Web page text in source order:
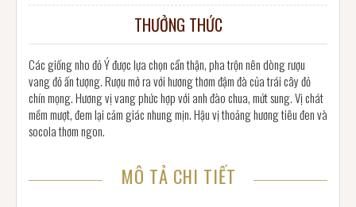
THƯỞNG THỨC
Các giống nho đỏ Ý được lựa chọn cẩn thận, pha trộn nên dòng rượu
vang đỏ ấn tượng. Rượu mở ra với hương thơm đậm đà của trái cây đỏ
chín mọng. Hương vị vang phức hợp với anh đào chua, mứt sung. Vị chát
mềm mượt, đem lại cảm giác nhung mịn. Hậu vị thoảng hương tiêu đen và
socola thơm ngon.
MÔ TẢ CHI TIẾT